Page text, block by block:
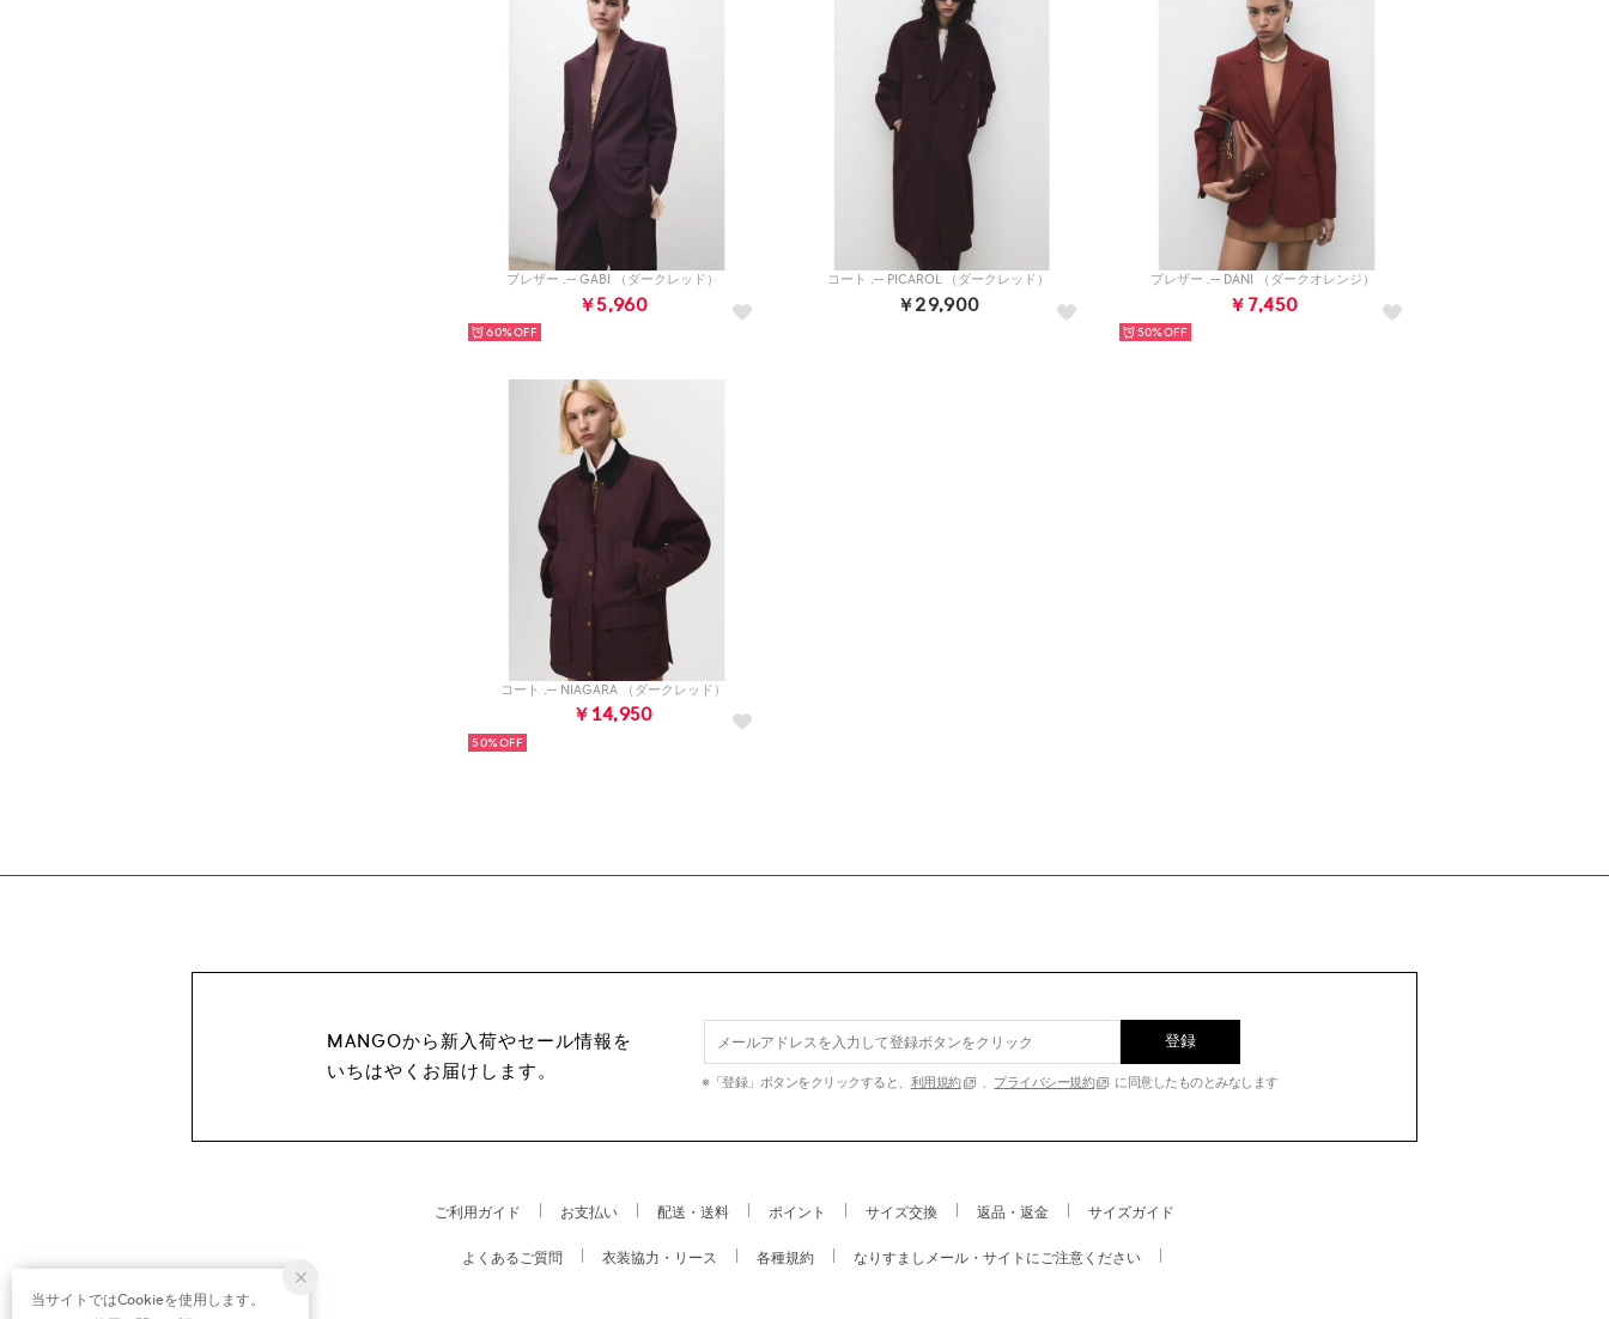
ブレザー .-- GABI （ダークレッド）
￥5,960
60%
コート .-- PICAROL （ダークレッド）
￥29,900
ブレザー .-- DANI （ダークオレンジ）
￥7,450
50%
コート .-- NIAGARA （ダークレッド）
￥14,950
50%
MANGOから新入荷やセール情報を
いちはやくお届けします。
登録
※「登録」ボタンをクリックすると、 利用規約 、 プライバシー規約 に同意したものとみなします
ご利用ガイド お支払い 配送・送料 ポイント サイズ交換 返品・返金 サイズガイド
よくあるご質問 衣装協力・リース 各種規約 なりすましメール・サイトにご注意ください
当サイトではCookieを使用します。